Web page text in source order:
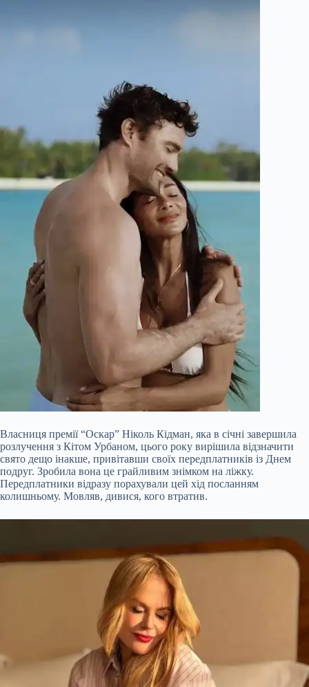
Власниця премії “Оскар” Ніколь Кідман, яка в січні завершила
розлучення з Кітом Урбаном, цього року вирішила відзначити
свято дещо інакше, привітавши своїх передплатників із Днем
подруг. Зробила вона це грайливим знімком на ліжку.
Передплатники відразу порахували цей хід посланням
колишньому. Мовляв, дивися, кого втратив.